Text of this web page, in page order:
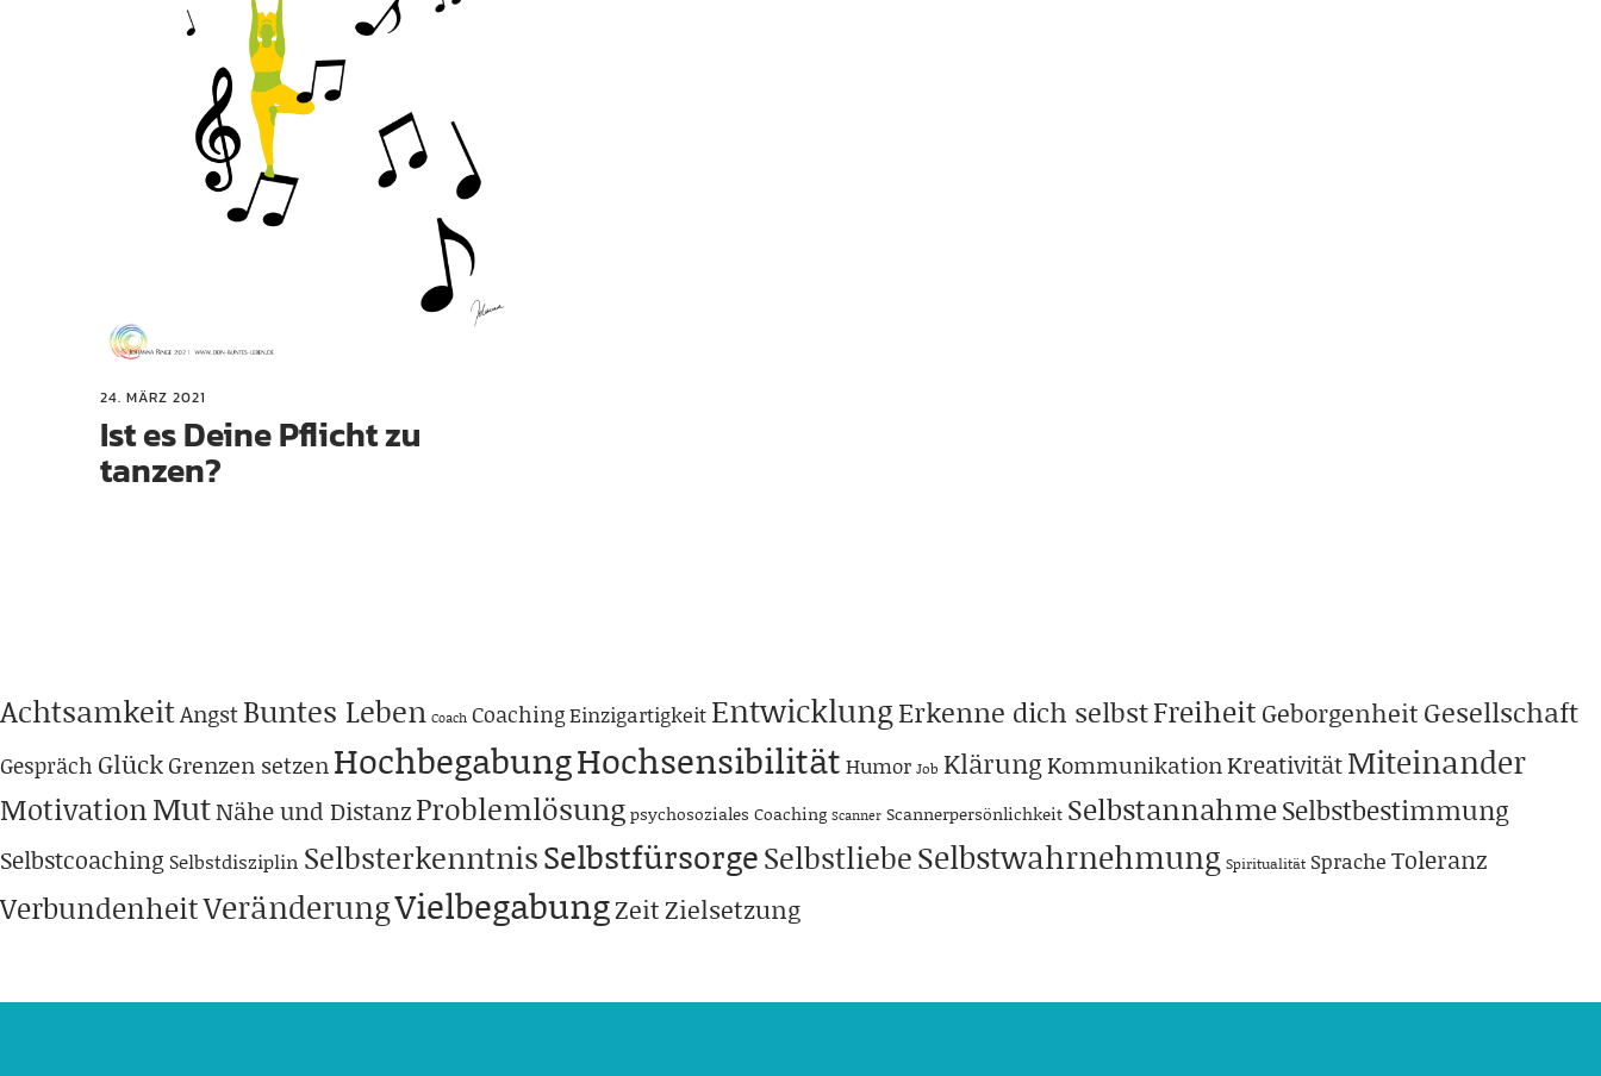
24. MÄRZ 2021
Ist es Deine Pflicht zu
tanzen?
AchtsamkeitAngstBuntes Leben Coach CoachingEinzigartigkeit EntwicklungErkenne dich selbstFreiheit Geborgenheit Gesellschaft
Gespräch GlückGrenzen setzenHochbegabungHochsensibilität Humor Job KlärungKommunikationKreativitätMiteinander
MotivationMutNähe und DistanzProblemlösungpsychosoziales Coaching Scanner Scannerpersönlichkeit SelbstannahmeSelbstbestimmung
Selbstcoaching Selbstdisziplin SelbsterkenntnisSelbstfürsorgeSelbstliebeSelbstwahrnehmung Spiritualität Sprache Toleranz
VerbundenheitVeränderungVielbegabungZeitZielsetzung